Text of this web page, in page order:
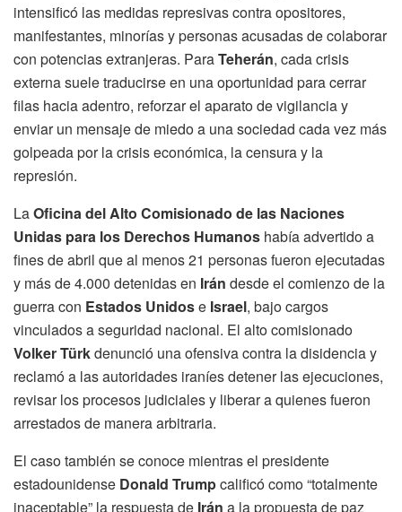
intensificó las medidas represivas contra opositores,
manifestantes, minorías y personas acusadas de colaborar
con potencias extranjeras. ParaTeherán, cada crisis
externa suele traducirse en una oportunidad para cerrar
filas hacia adentro, reforzar el aparato de vigilancia y
enviar un mensaje de miedo a una sociedad cada vez más
golpeada por la crisis económica, la censura y la
represión.
LaOficina del Alto Comisionado de las Naciones
Unidas para los Derechos Humanos había advertido a
fines de abril que al menos 21 personas fueron ejecutadas
y más de 4.000 detenidas en Irán desde el comienzo de la
guerra con Estados Unidose Israel, bajo cargos
vinculados a seguridad nacional. El alto comisionado
Volker Türkdenunció una ofensiva contra la disidencia y
reclamó a las autoridades iraníes detener las ejecuciones,
revisar los procesos judiciales y liberar a quienes fueron
arrestados de manera arbitraria.
El caso también se conoce mientras el presidente
estadounidense Donald Trumpcalificó como “totalmente
inaceptable” la respuesta de Irán a la propuesta de paz